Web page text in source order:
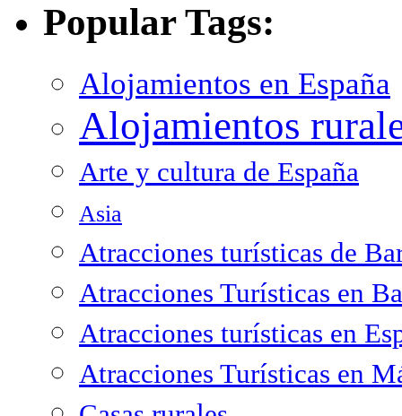
Popular Tags:
Alojamientos en España
Alojamientos
Arte y cultura de España
Asia
Atracciones turísticas de
Atracciones Turísticas en
Atracciones turísticas en
Atracciones Turísticas en